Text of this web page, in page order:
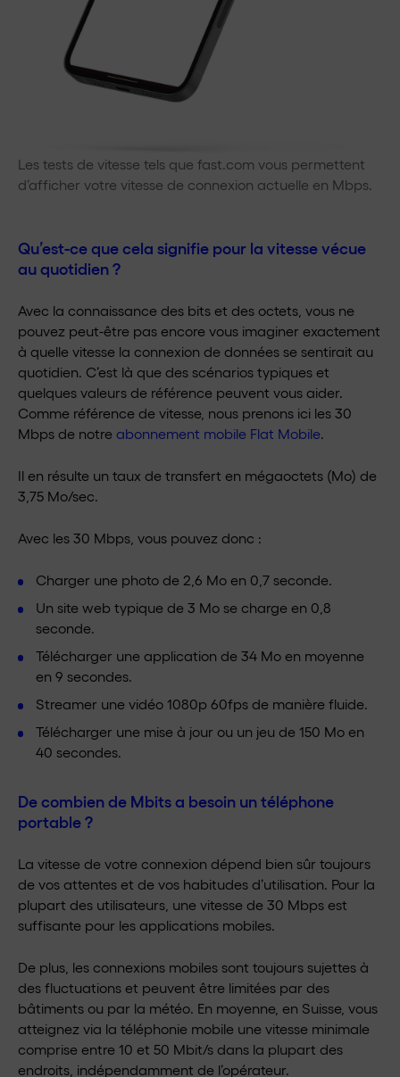
Les tests de vitesse tels que fast.com vous permettent
d’afficher votre vitesse de connexion actuelle en Mbps.
Qu’est-ce que cela signifie pour la vitesse vécue
au quotidien ?
Avec la connaissance des bits et des octets, vous ne
pouvez peut-être pas encore vous imaginer exactement
à quelle vitesse la connexion de données se sentirait au
quotidien. C’est là que des scénarios typiques et
quelques valeurs de référence peuvent vous aider.
Comme référence de vitesse, nous prenons ici les 30
Mbps de notre abonnement mobile Flat Mobile.
Il en résulte un taux de transfert en mégaoctets (Mo) de
3,75 Mo/sec.
Avec les 30 Mbps, vous pouvez donc :
Charger une photo de 2,6 Mo en 0,7 seconde.
Un site web typique de 3 Mo se charge en 0,8
seconde.
Télécharger une application de 34 Mo en moyenne
en 9 secondes.
Streamer une vidéo 1080p 60fps de manière fluide.
Télécharger une mise à jour ou un jeu de 150 Mo en
40 secondes.
De combien de Mbits a besoin un téléphone
portable ?
La vitesse de votre connexion dépend bien sûr toujours
de vos attentes et de vos habitudes d’utilisation. Pour la
plupart des utilisateurs, une vitesse de 30 Mbps est
suffisante pour les applications mobiles.
De plus, les connexions mobiles sont toujours sujettes à
des fluctuations et peuvent être limitées par des
bâtiments ou par la météo. En moyenne, en Suisse, vous
atteignez via la téléphonie mobile une vitesse minimale
comprise entre 10 et 50 Mbit/s dans la plupart des
endroits, indépendamment de l’opérateur.